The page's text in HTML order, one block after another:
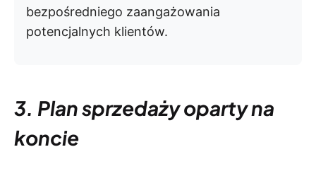
bezpośredniego zaangażowania
potencjalnych klientów.
3. Plan sprzedaży oparty na
koncie